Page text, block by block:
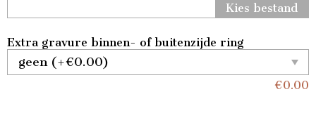
Kies bestand
Extra gravure binnen- of buitenzijde ring
€0.00